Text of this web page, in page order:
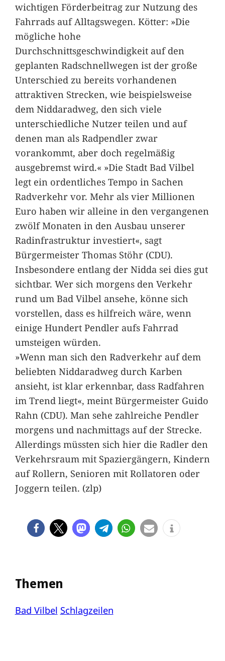
wichtigen Förderbeitrag zur Nutzung des
Fahrrads auf Alltagswegen. Kötter: »Die
mögliche hohe
Durchschnittsgeschwindigkeit auf den
geplanten Radschnellwegen ist der große
Unterschied zu bereits vorhandenen
attraktiven Strecken, wie beispielsweise
dem Niddaradweg, den sich viele
unterschiedliche Nutzer teilen und auf
denen man als Radpendler zwar
vorankommt, aber doch regelmäßig
ausgebremst wird.« »Die Stadt Bad Vilbel
legt ein ordentliches Tempo in Sachen
Radverkehr vor. Mehr als vier Millionen
Euro haben wir alleine in den vergangenen
zwölf Monaten in den Ausbau unserer
Radinfrastruktur investiert«, sagt
Bürgermeister Thomas Stöhr (CDU).
Insbesondere entlang der Nidda sei dies gut
sichtbar. Wer sich morgens den Verkehr
rund um Bad Vilbel ansehe, könne sich
vorstellen, dass es hilfreich wäre, wenn
einige Hundert Pendler aufs Fahrrad
umsteigen würden.
»Wenn man sich den Radverkehr auf dem
beliebten Niddaradweg durch Karben
ansieht, ist klar erkennbar, dass Radfahren
im Trend liegt«, meint Bürgermeister Guido
Rahn (CDU). Man sehe zahlreiche Pendler
morgens und nachmittags auf der Strecke.
Allerdings müssten sich hier die Radler den
Verkehrsraum mit Spaziergängern, Kindern
auf Rollern, Senioren mit Rollatoren oder
Joggern teilen. (zlp)
Themen
Bad Vilbel Schlagzeilen